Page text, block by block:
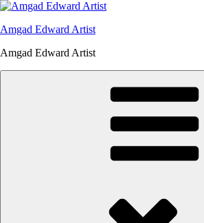
Skip
content
Amgad Edward Artist
Amgad Edward Artist